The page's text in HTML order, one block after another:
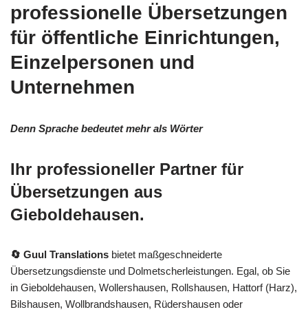
professionelle Übersetzungen
für öffentliche Einrichtungen,
Einzelpersonen und
Unternehmen
Denn Sprache bedeutet mehr als Wörter
Ihr professioneller Partner für
Übersetzungen aus
Gieboldehausen.
🔄 Guul Translations bietet maßgeschneiderte
Übersetzungsdienste und Dolmetscherleistungen. Egal, ob Sie
in Gieboldehausen, Wollershausen, Rollshausen, Hattorf (Harz),
Bilshausen, Wollbrandshausen, Rüdershausen oder